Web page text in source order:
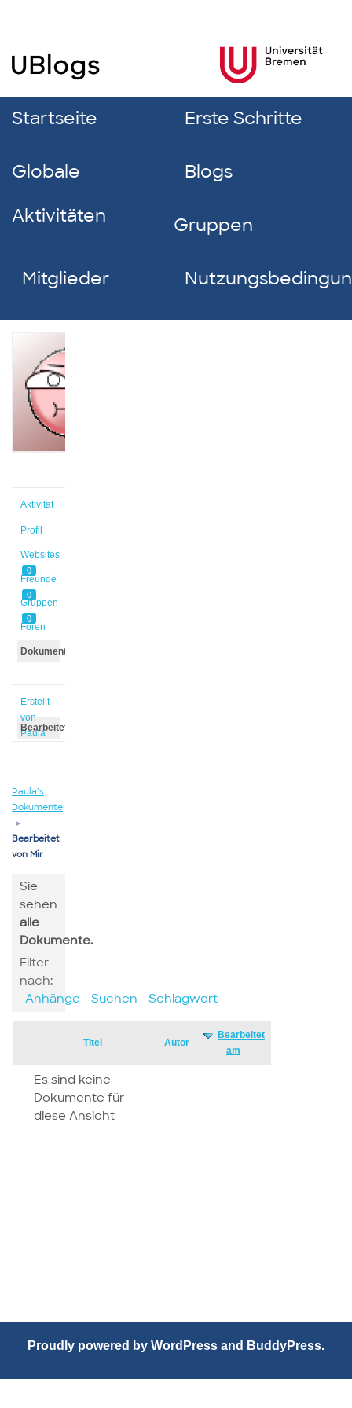
Startseite Erste Schritte
Globale
Aktivitäten
Blogs
Gruppen
Mitglieder
Aktivität
Profil
Websites
0
Freunde
0
Gruppen
0
Foren
Dokumente
Erstellt
von
Paula
Bearbeitet
Paula’s
Dokumente
▸
Bearbeitet
von Mir
Sie
sehen
alle
Dokumente.
Filter
nach:
Anhänge
Suchen Schlagwort
Titel Autor
Bearbeitet
am
Es sind keine
Dokumente für
diese Ansicht
Proudly powered by WordPress and BuddyPress.